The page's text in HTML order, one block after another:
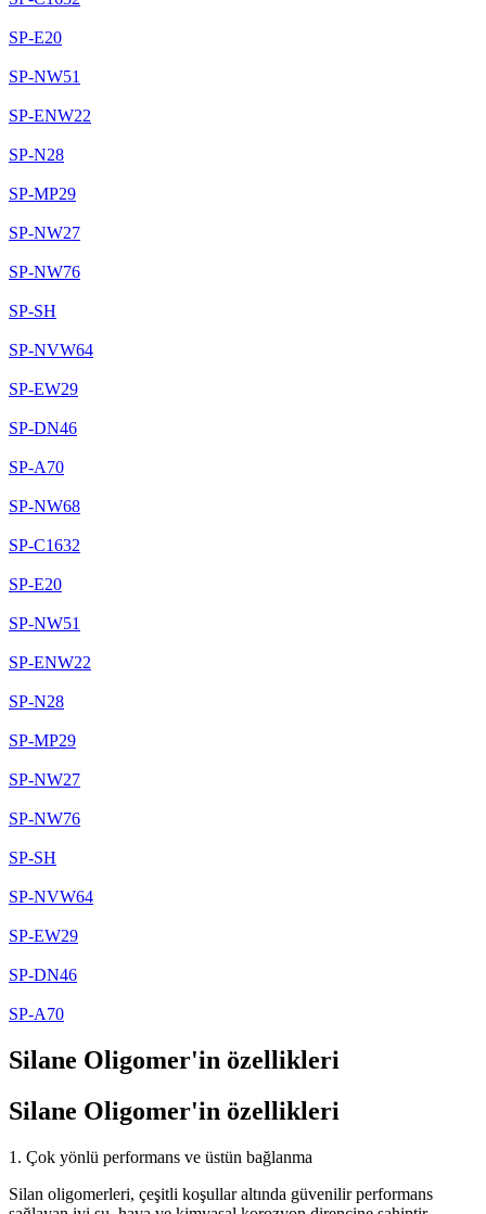
SP-E20
SP-NW51
SP-ENW22
SP-N28
SP-MP29
SP-NW27
SP-NW76
SP-SH
SP-NVW64
SP-EW29
SP-DN46
SP-A70
SP-NW68
SP-C1632
SP-E20
SP-NW51
SP-ENW22
SP-N28
SP-MP29
SP-NW27
SP-NW76
SP-SH
SP-NVW64
SP-EW29
SP-DN46
SP-A70
Silane Oligomer'in özellikleri
Silane Oligomer'in özellikleri
1. Çok yönlü performans ve üstün bağlanma
Silan oligomerleri, çeşitli koşullar altında güvenilir performans